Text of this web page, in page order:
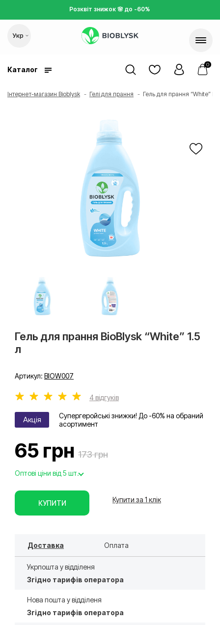
Розквіт знижок 🌸 до -60%
Каталог
Укр
0
Інтернет-магазин Bioblysk Гелі для прання Гель для прання “White”
Гель для прання BioBlysk “White” 1.5
л
Артикул: BIOW007
4 відгуків
Акція
Супергеройські знижки! До -60% на обраний
асортимент
173 грн
65 грн
Оптові ціни від 5 шт.
КУПИТИ Купити за 1 клiк
Доставка Оплата
Укрпошта у відділеня
Згідно тарифів оператора
Нова пошта у відділеня
Згідно тарифів оператора